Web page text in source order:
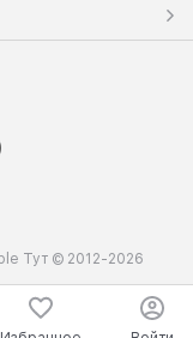
Тут © 2012-2026